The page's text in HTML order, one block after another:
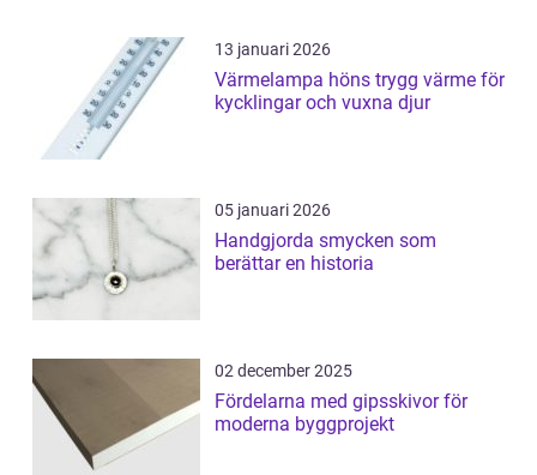
13 januari 2026
Värmelampa höns trygg värme för
kycklingar och vuxna djur
05 januari 2026
Handgjorda smycken som
berättar en historia
02 december 2025
Fördelarna med gipsskivor för
moderna byggprojekt